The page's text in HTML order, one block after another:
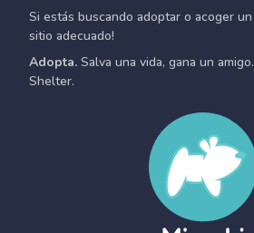
Si estás buscando adoptar o acoger
sitio adecuado!
Adopta. Salva una vida, gana un
Shelter.